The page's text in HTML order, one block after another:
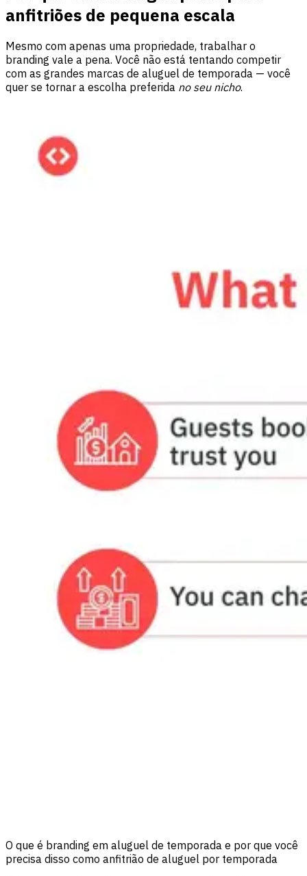
anfitriões de pequena escala
Mesmo com apenas uma propriedade, trabalhar o
branding vale a pena. Você não está tentando competir
com as grandes marcas de aluguel de temporada — você
quer se tornar a escolha preferida no seu nicho.
O que é branding em aluguel de temporada e por que você
precisa disso como anfitrião de aluguel por temporada